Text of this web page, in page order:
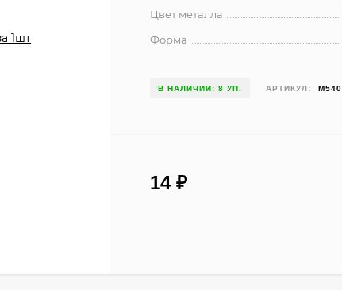
Цвет металла
Форма
В НАЛИЧИИ: 8 УП. АРТИКУЛ: М540
14₽